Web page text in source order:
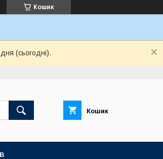
Кошик
(сьогодні).
Кошик